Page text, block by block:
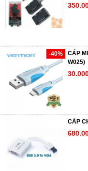
-40%
CÁP
W025)
CÁP